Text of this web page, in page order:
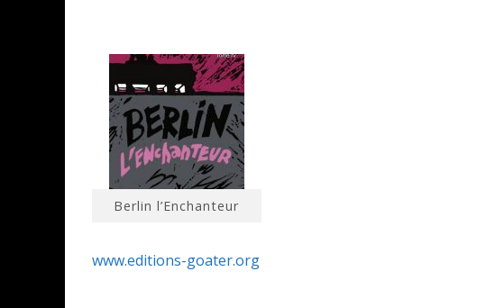
Berlin l’Enchanteur
www.editions-goater.org